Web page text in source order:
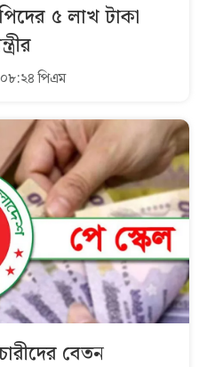
৫ লাখ টাকা
পিএম
বেতন